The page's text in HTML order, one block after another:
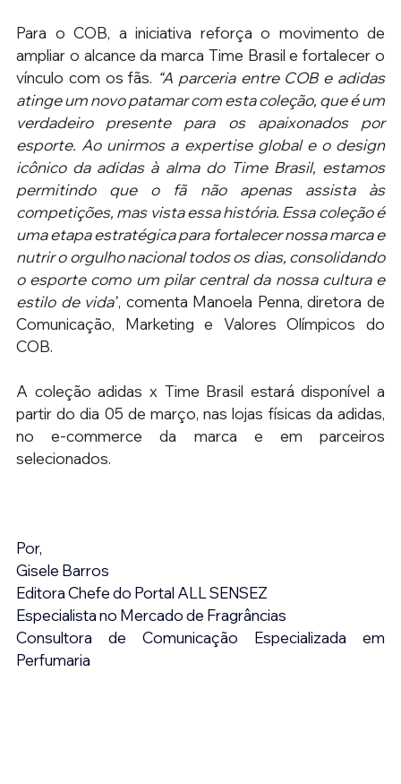
Para o COB, a iniciativa reforça o movimento de
ampliar o alcance da marca Time Brasil e fortalecer o
vínculo com os fãs. “A parceria entre COB e adidas
atinge um novo patamar com esta coleção, que é um
verdadeiro presente para os apaixonados por
esporte. Ao unirmos a expertise global e o design
icônico da adidas à alma do Time Brasil, estamos
permitindo que o fã não apenas assista às
competições, mas vista essa história. Essa coleção é
uma etapa estratégica para fortalecer nossa marca e
nutrir o orgulho nacional todos os dias, consolidando
o esporte como um pilar central da nossa cultura e
estilo de vida”, comenta Manoela Penna, diretora de
Comunicação, Marketing e Valores Olímpicos do
COB.
A coleção adidas x Time Brasil estará disponível a
partir do dia 05 de março, nas lojas físicas da adidas,
no e-commerce da marca e em parceiros
selecionados.
Por,
Gisele Barros
Editora Chefe do Portal ALL SENSEZ
Especialista no Mercado de Fragrâncias
Consultora de Comunicação Especializada em
Perfumaria